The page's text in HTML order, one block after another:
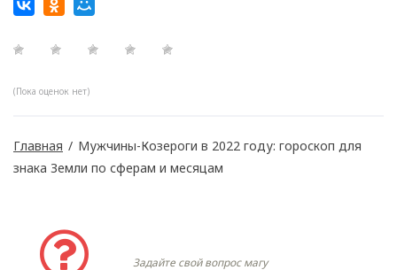
(Пока оценок нет)
Главная / Мужчины-Козероги в 2022 году: гороскоп для
знака Земли по сферам и месяцам
Задайте свой вопрос магу